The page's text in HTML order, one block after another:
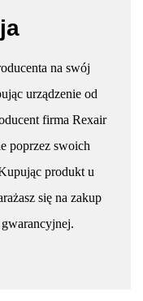
na swój
urządzenie od
firma Rexair
poprzez swoich
produkt u
się na zakup